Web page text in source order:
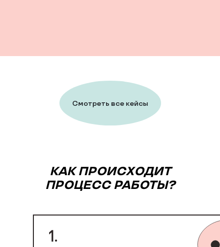
Смотреть все кейсы
КАК ПРОИСХОДИТ
ПРОЦЕСС РАБОТЫ?
1.